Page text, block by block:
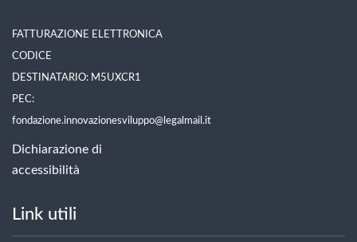
FATTURAZIONE ELETTRONICA
CODICE
DESTINATARIO: M5UXCR1
PEC:
fondazione.innovazionesviluppo@legalmail.it
Dichiarazione di
accessibilità
Link utili